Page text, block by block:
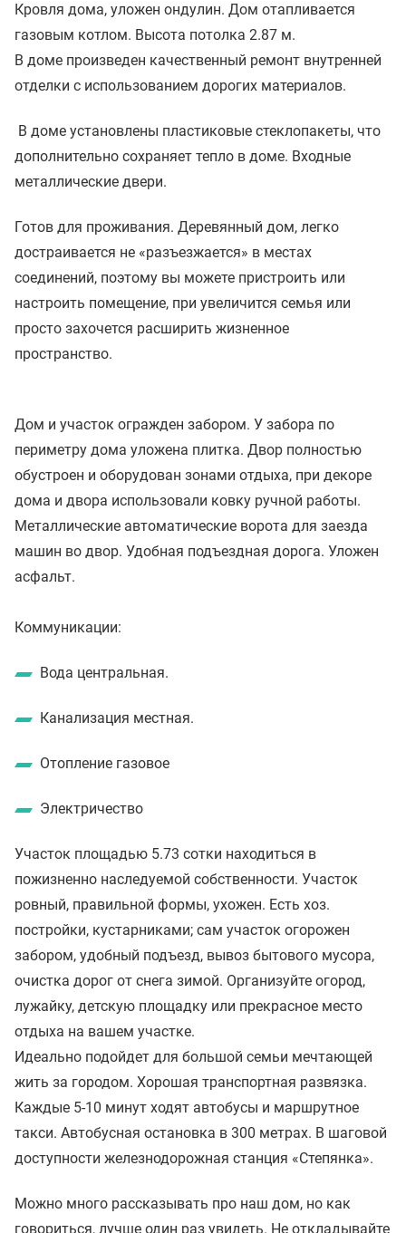
Кровля дома, уложен ондулин. Дом отапливается
газовым котлом. Высота потолка 2.87 м.
В доме произведен качественный ремонт внутренней
отделки с использованием дорогих материалов.
В доме установлены пластиковые стеклопакеты, что
дополнительно сохраняет тепло в доме. Входные
металлические двери.
Готов для проживания. Деревянный дом, легко
достраивается не «разъезжается» в местах
соединений, поэтому вы можете пристроить или
настроить помещение, при увеличится семья или
просто захочется расширить жизненное
пространство.
Дом и участок огражден забором. У забора по
периметру дома уложена плитка. Двор полностью
обустроен и оборудован зонами отдыха, при декоре
дома и двора использовали ковку ручной работы.
Металлические автоматические ворота для заезда
машин во двор. Удобная подъездная дорога. Уложен
асфальт.
Коммуникации:
Вода центральная.
Канализация местная.
Отопление газовое
Электричество
Участок площадью 5.73 сотки находиться в
пожизненно наследуемой собственности. Участок
ровный, правильной формы, ухожен. Есть хоз.
постройки, кустарниками; сам участок огорожен
забором, удобный подъезд, вывоз бытового мусора,
очистка дорог от снега зимой. Организуйте огород,
лужайку, детскую площадку или прекрасное место
отдыха на вашем участке.
Идеально подойдет для большой семьи мечтающей
жить за городом. Хорошая транспортная развязка.
Каждые 5-10 минут ходят автобусы и маршрутное
такси. Автобусная остановка в 300 метрах. В шаговой
доступности железнодорожная станция «Степянка».
Можно много рассказывать про наш дом, но как
говориться, лучше один раз увидеть. Не откладывайте